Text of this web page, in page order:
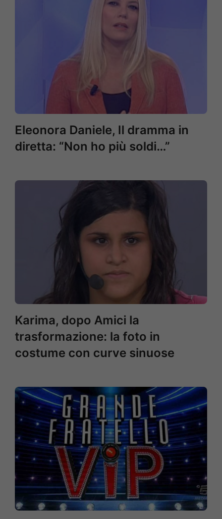
Eleonora Daniele, Il dramma in
diretta: “Non ho più soldi…”
Karima, dopo Amici la
trasformazione: la foto in
costume con curve sinuose